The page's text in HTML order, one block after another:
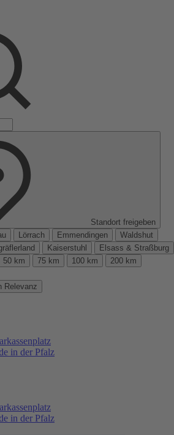
Standort freigeben
Lörrach Emmendingen
Waldshut
Kaiserstuhl
Elsass & Straßburg
50 km 75 km 100 km
200 km
Relevanz
in der Pfalz
in der Pfalz